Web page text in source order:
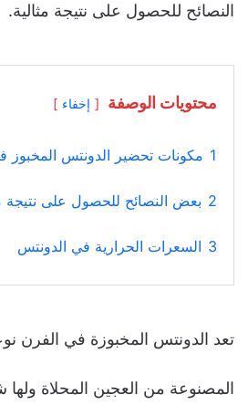
النصائح للحصول على نتيجة مثالية.
محتويات الوصفة إخفاء
1 مكونات تحضير الدونتس المخبوز
2 بعض النصائح للحصول على نتيجة
3 السعرات الحرارية في الدونتس
تعد الدونتس المخبوزة في الفرن
المصنوعة من العجين المحلاة